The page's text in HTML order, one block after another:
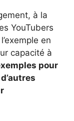
à la
YouTubers
en
capacité à
pour